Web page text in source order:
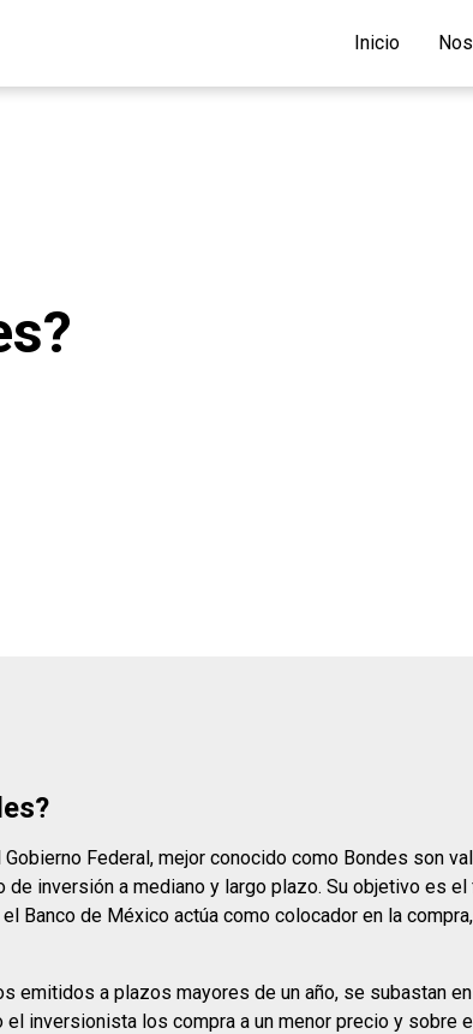
Inicio
Federal, mejor conocido como Bondes son
de inversión a mediano y largo plazo. Su objetivo es el
Banco de México actúa como colocador en la
emitidos a plazos mayores de un año, se subastan
inversionista los compra a un menor precio y sobre